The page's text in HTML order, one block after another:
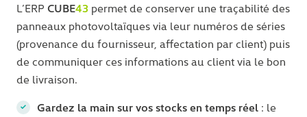
L’ERP CUBE43 permet de conserver une traçabilité des
panneaux photovoltaïques via leur numéros de séries
(provenance du fournisseur, affectation par client) puis
de communiquer ces informations au client via le bon
de livraison.
Gardez la main sur vos stocks en temps réel : le